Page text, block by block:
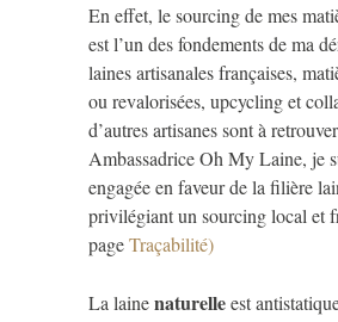
En effet, le sourcing de mes
est l’un des fondements de ma
laines artisanales françaises,
ou revalorisées, upcycling et
d’autres artisanes sont à retrouver
Ambassadrice Oh My Laine, je
engagée en faveur de la filière
privilégiant un sourcing local et
pageTraçabilité)
La lainenaturelleest